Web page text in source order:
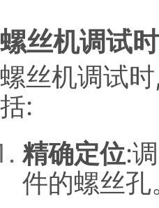
螺丝机调试
螺丝机调试
括:
精确定位:
件的螺丝孔